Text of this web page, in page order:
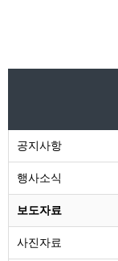
공지사항
행사소식
보도자료
사진자료